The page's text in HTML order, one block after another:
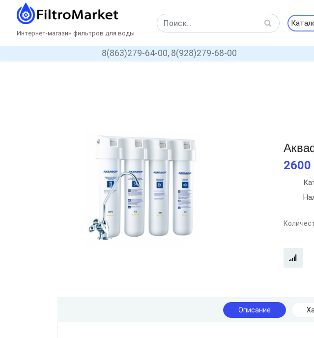
Интернет-магазин фильтров для воды
8(863)279-64-00, 8(928)279-68-00
2600
Описание